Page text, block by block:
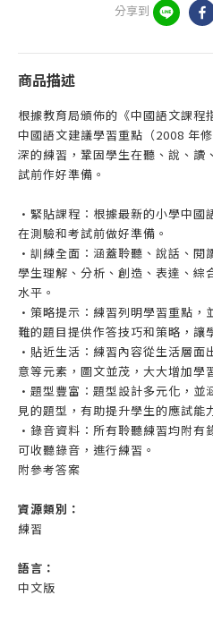
分享到
商品描述
根據教育局頒佈的《中國語文課程
中國語文建議學習重點（2008 年
深的練習，鞏固學生在聽、說、讀
試前作好準備。
•緊貼課程：根據最新的小學中國
在測驗和考試前做好準備。
•訓練全面：涵蓋聆聽、說話、閱
學生理解、分析、創造、表達、綜
水平。
•策略提示：練習列明學習重點，
難的題目提供作答技巧和策略，讓
•貼近生活：練習內容從生活層面
意等元素，圖文並茂，大大增加學
•題型豐富：題型設計多元化，並
見的題型，有助提升學生的應試能
•錄音資料：所有聆聽練習均附有
可收聽錄音，進行練習。
附參考答案
資源類別：
練習
語言：
中文版